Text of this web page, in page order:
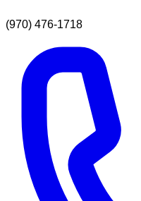
(970) 476-1718